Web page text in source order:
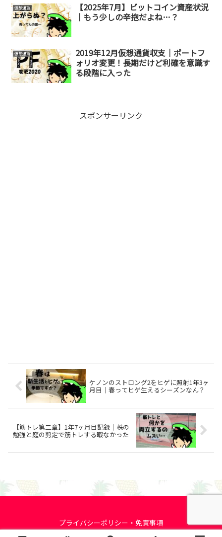
仮想通貨
【2025年7月】ビットコイン資産状況
｜もう少しの辛抱だよね…？
仮想通貨
2019年12月仮想通貨収支｜ポートフ
ォリオ変更！長期だけど利確を意識す
る段階に入った
スポンサーリンク
ケノンのストロング2をヒゲに照射1年3ヶ
月目｜春ってヒゲ生えるシーズンなん？
【筋トレ第二章】1年7ヶ月目記録｜株の
勉強と庭の剪定で筋トレする暇なかった
プライバシーポリシー・免責事項